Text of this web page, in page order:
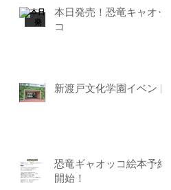
本日発売！恐竜キャオッ
コ
新渡戸文化学園イベント
恐竜ギャオッコ絵本予約
開始！